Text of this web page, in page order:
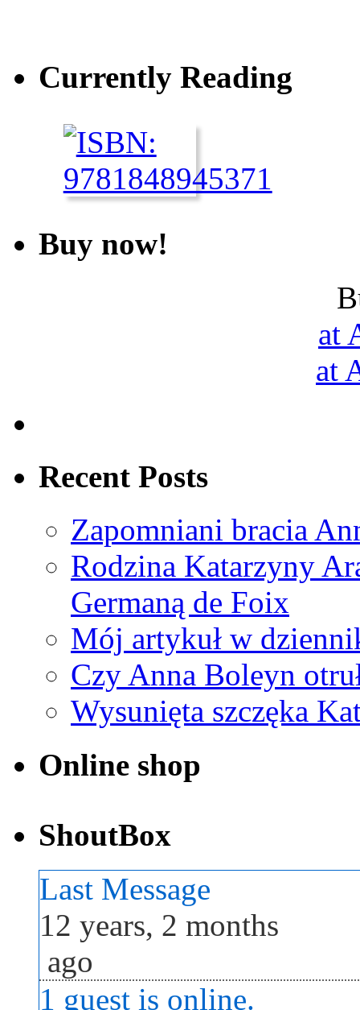
Currently Reading
Buy now!
at
at
Recent Posts
Zapomniani bracia
Rodzina Katarzyny
Germaną de Foix
Mój artykuł w
Czy Anna Boleyn
Wysunięta szczęka
Online shop
ShoutBox
Last Message
12 years, 2 months
ago
1 guest is online.